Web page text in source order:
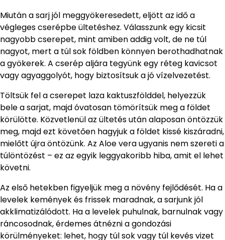
Miután a sarj jól meggyökeresedett, eljött az idő a
végleges cserépbe ültetéshez. Válasszunk egy kicsit
nagyobb cserepet, mint amiben addig volt, de ne túl
nagyot, mert a túl sok földben könnyen berothadhatnak
a gyökerek. A cserép aljára tegyünk egy réteg kavicsot
vagy agyaggolyót, hogy biztosítsuk a jó vízelvezetést.
Töltsük fel a cserepet laza kaktuszfölddel, helyezzük
bele a sarjat, majd óvatosan tömörítsük meg a földet
körülötte. Közvetlenül az ültetés után alaposan öntözzük
meg, majd ezt követően hagyjuk a földet kissé kiszáradni,
mielőtt újra öntözünk. Az Aloe vera ugyanis nem szereti a
túlöntözést – ez az egyik leggyakoribb hiba, amit el lehet
követni.
Az első hetekben figyeljük meg a növény fejlődését. Ha a
levelek kemények és frissek maradnak, a sarjunk jól
akklimatizálódott. Ha a levelek puhulnak, barnulnak vagy
ráncosodnak, érdemes átnézni a gondozási
körülményeket: lehet, hogy túl sok vagy túl kevés vizet